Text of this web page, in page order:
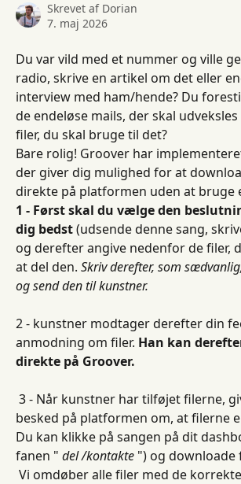
Skrevet af Dorian
7. maj 2026
Du var vild med et nummer og ville
radio, skrive en artikel om det eller
interview med ham/hende? Du
de endeløse mails, der skal
filer, du skal bruge til det?
Bare rolig! Groover har
der giver dig mulighed for at
direkte på platformen uden at bruge
1 - Først skal du vælge den
dig bedst (udsende denne sang,
og derefter angive nedenfor de filer,
at del den. Skriv derefter, som
og send den til kunstner.
2 - kunstner modtager derefter din
anmodning om filer. Han kan
direkte på Groover.
besked på platformen om, at filerne
Du kan klikke på sangen på dit
fanen " del /kontakte ") og downloade